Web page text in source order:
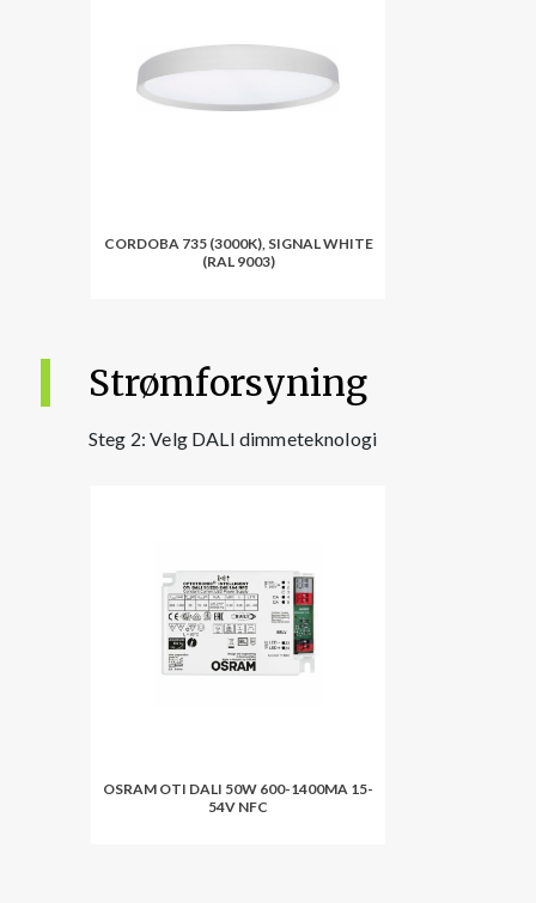
CORDOBA 735 (3000K), SIGNAL WHITE
(RAL 9003)
Strømforsyning
Steg 2: Velg DALI dimmeteknologi
OSRAM OTI DALI 50W 600-1400MA 15-
54V NFC